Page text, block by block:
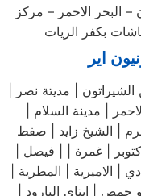
البحر الاحمر – مركز
اير
| مديتة نصر |
| مدينة السلام |
| الهرم | الشيخ زايد | صفط
| بولاق الدكرور | كرداشة | 6 اكتوبر | غمرة | | فيصل |
| الاميرية | المطرية |
حمص | ايتاي البارود |